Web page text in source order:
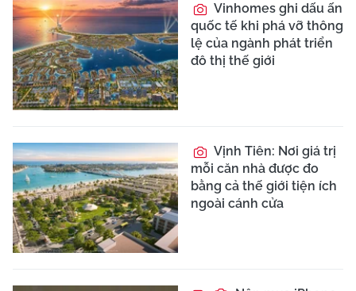
Vinhomes ghi dấu ấn
quốc tế khi phá vỡ thông
lệ của ngành phát triển
đô thị thế giới
Vịnh Tiên: Nơi giá trị
mỗi căn nhà được đo
bằng cả thế giới tiện ích
ngoài cánh cửa